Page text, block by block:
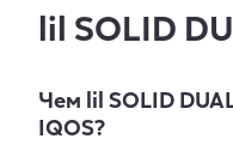
lil SOLID
Чем lil SOLID
IQOS?